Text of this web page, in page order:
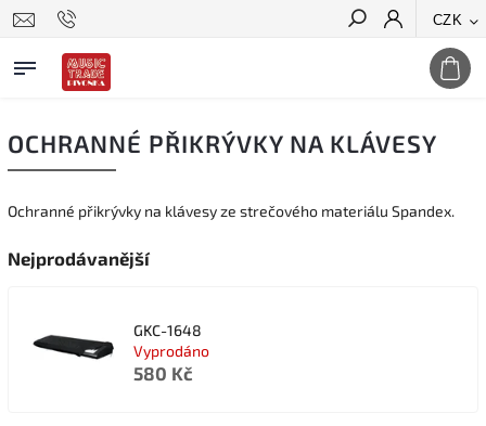
CZK
Hledat
OCHRANNÉ PŘIKRÝVKY NA KLÁVESY
Ochranné přikrývky na klávesy ze strečového materiálu Spandex.
Nejprodávanější
GKC-1648
Vyprodáno
580 Kč